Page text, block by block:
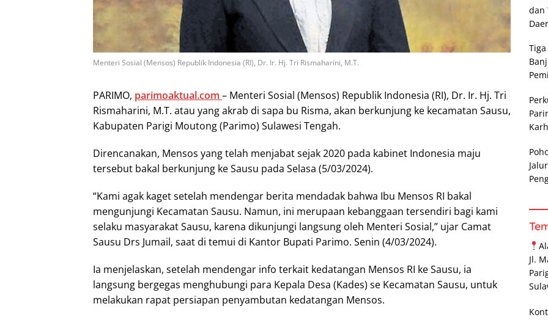
Menteri Sosial (Mensos) Republik Indonesia (RI), Dr. Ir. Hj. Tri Rismaharini, M.T.
PARIMO, parimoaktual.com – Menteri Sosial (Mensos) Republik Indonesia (RI), Dr. Ir. Hj. Tri
Rismaharini, M.T. atau yang akrab di sapa bu Risma, akan berkunjung ke kecamatan Sausu,
Kabupaten Parigi Moutong (Parimo) Sulawesi Tengah.
Direncanakan, Mensos yang telah menjabat sejak 2020 pada kabinet Indonesia maju
tersebut bakal berkunjung ke Sausu pada Selasa (5/03/2024).
“Kami agak kaget setelah mendengar berita mendadak bahwa Ibu Mensos RI bakal
mengunjungi Kecamatan Sausu. Namun, ini merupaan kebanggaan tersendiri bagi kami
selaku masyarakat Sausu, karena dikunjungi langsung oleh Menteri Sosial,” ujar Camat
Sausu Drs Jumail, saat di temui di Kantor Bupati Parimo. Senin (4/03/2024).
Ia menjelaskan, setelah mendengar info terkait kedatangan Mensos RI ke Sausu, ia
langsung bergegas menghubungi para Kepala Desa (Kades) se Kecamatan Sausu, untuk
melakukan rapat persiapan penyambutan kedatangan Mensos.
dan
Jl.